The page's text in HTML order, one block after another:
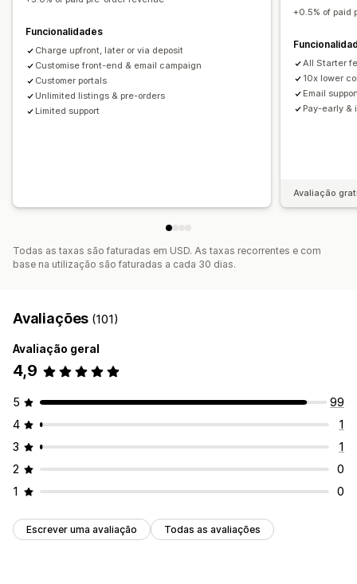
Pagamentos fracionados
Agendamento de pagamentos
Lembretes de pagamento
Descontos
Carrinho misto
Pagamento manual
Funcionalidades
Charge upfront, later or via deposit
Customise front-end & email campaign
Customer portals
Unlimited listings & pre-orders
Limited support
+0.5% of paid
All Starter
10x lower
Email
Pay-early &
Avaliação
Todas as taxas são faturadas em USD. As taxas recorrentes e com
base na utilização são faturadas a cada 30 dias.
Avaliações (101)
Avaliação geral
4,9
5
99
4
1
3
1
2
0
1
0
Escrever uma avaliação Todas as avaliações